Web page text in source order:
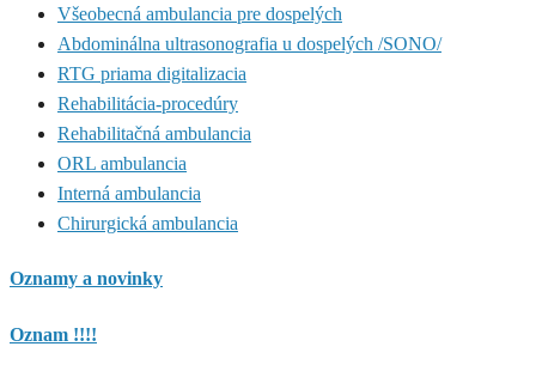
Všeobecná ambulancia pre dospelých
Abdominálna ultrasonografia u dospelých /SONO/
RTG priama digitalizacia
Rehabilitácia-procedúry
Rehabilitačná ambulancia
ORL ambulancia
Interná ambulancia
Chirurgická ambulancia
Oznamy a novinky
Oznam !!!!